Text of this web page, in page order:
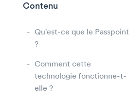
Contenu
Qu'est-ce que le Passpoint
?
Comment cette
technologie fonctionne-t-
elle ?